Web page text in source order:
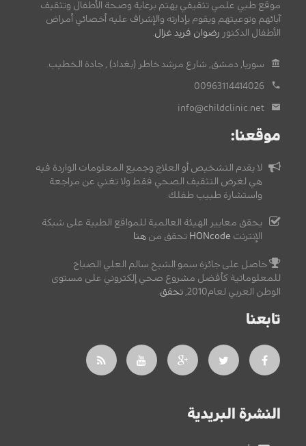
موقع طبي علمي تثقيفي يهتم برعاية وصحة الأطفال وتثقيف
آبائهم وتوعيتهم ويقوم بإدارته والإشراف عليه أخصائي أمراض
الأطفال الدكتور رضوان فريد غزال.
سوريا, دمشق, شارع مرشد خاطر (بغداد) , جادة الخطيب.
00963114414026
info@childclinic.net
موقعنا:
لا يقدم التشخيص أو العلاج وجميع المعلومات الواردة فيه
هي لغرض التثقيف الصحي فقط ولا تغني عن مراجعة
واستشارة طبيب طفلك.
يحقق معايير الهيئة العالمية للمواقع الطبية على شبكة
الإنترنت HONcode تحقق من هنا
حاصل على جائزة سمو الشيخ سالم العلي الصباح
للمعلوماتية كأفضل مشروع صحي إلكتروني على مستوى
الوطن العربي لعام2010,
تحقق.
تابعنا
النشرة البريدية